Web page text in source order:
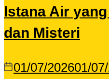
Istana Air
dan Misteri
01/07/202601/